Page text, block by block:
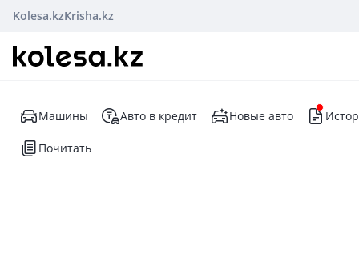
Kolesa.kzKrisha.kz
Машины Авто в кредит Новые авто
Почитать